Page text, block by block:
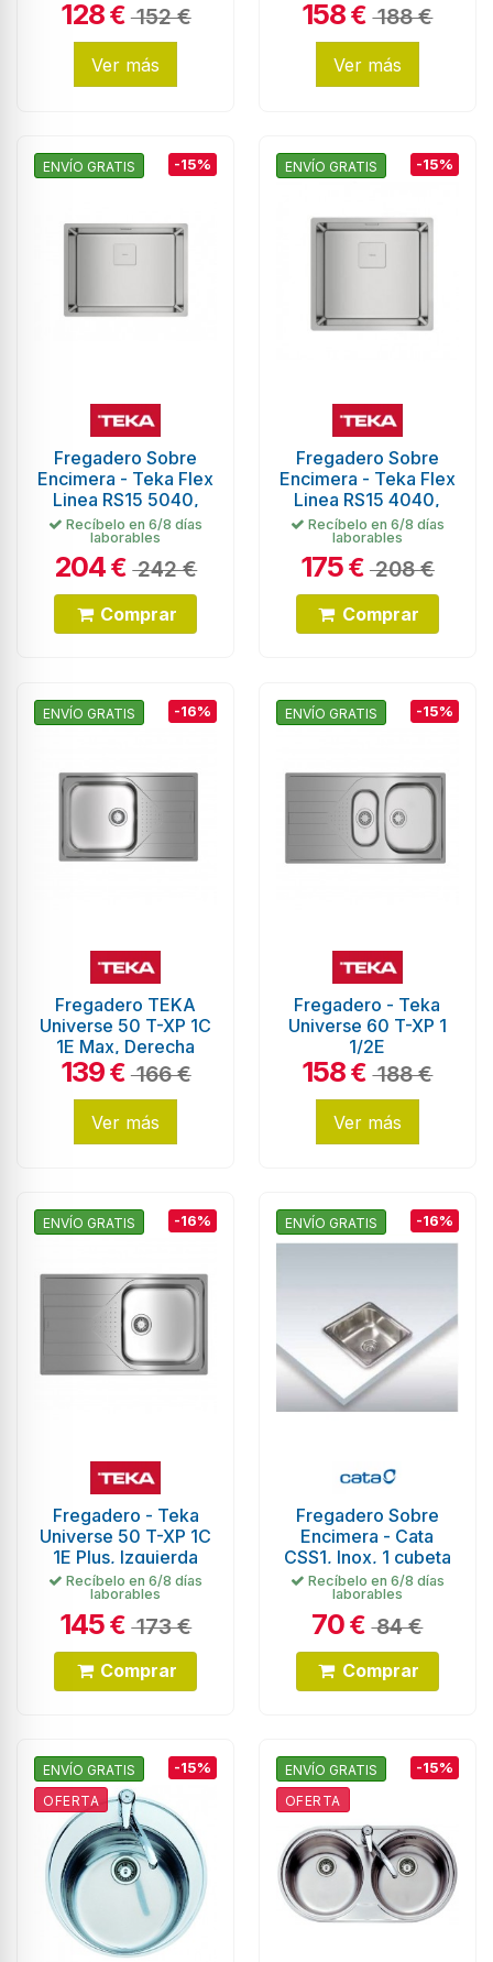
128€ 152 €
Ver más
158€ 188 €
Ver más
ENVÍO GRATIS -15%
Fregadero Sobre
Encimera - Teka Flex
Linea RS15 5040,
Inox
Recíbelo en 6/8 días
laborables
204€ 242 €
Comprar
ENVÍO GRATIS -15%
Fregadero Sobre
Encimera - Teka Flex
Linea RS15 4040,
Inox
Recíbelo en 6/8 días
laborables
175€ 208 €
Comprar
ENVÍO GRATIS -16%
Fregadero TEKA
Universe 50 T-XP 1C
1E Max, Derecha
139€ 166 €
Ver más
ENVÍO GRATIS -15%
Fregadero - Teka
Universe 60 T-XP 1
1/2E
158€ 188 €
Ver más
ENVÍO GRATIS -16%
Fregadero - Teka
Universe 50 T-XP 1C
1E Plus, Izquierda
Recíbelo en 6/8 días
laborables
145€ 173 €
Comprar
ENVÍO GRATIS -16%
Fregadero Sobre
Encimera - Cata
CSS1, Inox, 1 cubeta
Recíbelo en 6/8 días
laborables
70€ 84 €
Comprar
ENVÍO GRATIS
OFERTA
-15%
ENVÍO GRATIS
OFERTA
-15%